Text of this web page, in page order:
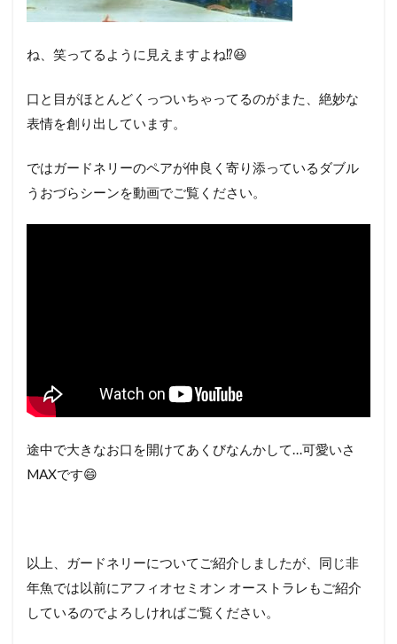
ね、笑ってるように見えますよね⁉︎😆
口と目がほとんどくっついちゃってるのがまた、絶妙な
表情を創り出しています。
ではガードネリーのペアが仲良く寄り添っているダブル
うおづらシーンを動画でご覧ください。
途中で大きなお口を開けてあくびなんかして…可愛いさ
MAXです😄
以上、ガードネリーについてご紹介しましたが、同じ非
年魚では以前にアフィオセミオン オーストラレもご紹介
しているのでよろしければご覧ください。